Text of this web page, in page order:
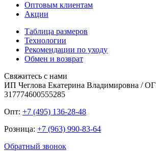
Оптовым клиентам
Акции
Таблица размеров
Технологии
Рекомендации по уходу
Обмен и возврат
Свяжитесь с нами
ИП Чеглова Екатерина Владимировна /
317774600555285
Опт: +7 (495) 136-28-48
Розница: +7 (963) 990-83-64
Обратный звонок